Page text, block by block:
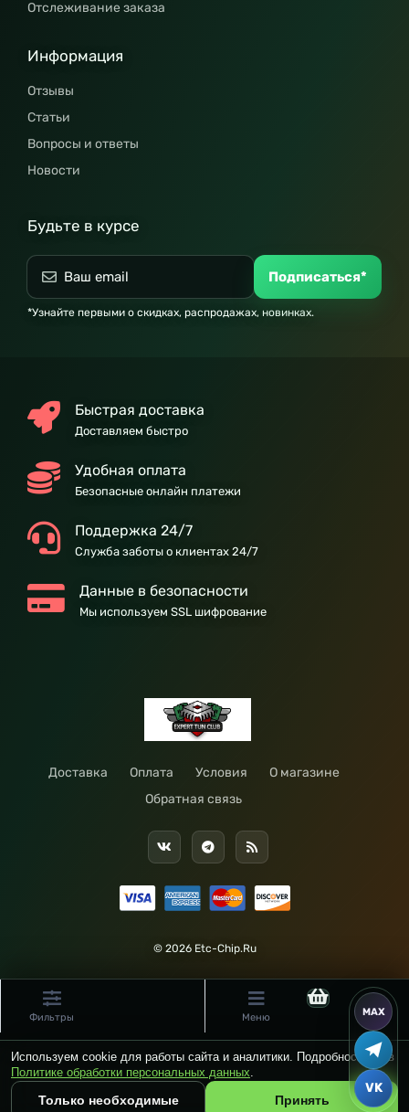
Отслеживание заказа
Информация
Отзывы
Статьи
Вопросы и ответы
Новости
Будьте в курсе
Подписаться*
*Узнайте первыми о скидках, распродажах, новинках.
Быстрая доставка
Доставляем быстро
Удобная оплата
Безопасные онлайн платежи
Поддержка 24/7
Служба заботы о клиентах 24/7
Данные в безопасности
Мы используем SSL шифрование
Доставка Оплата Условия
О магазине
Обратная связь
© 2026 Etc-Chip.Ru
Фильтры Меню
Используем cookie для работы сайта и аналитики. Подробности — в
Политике обработки персональных данных.
Только необходимые Принять